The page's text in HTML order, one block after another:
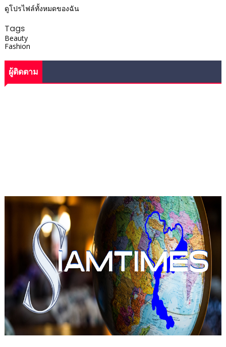
ดูโปรไฟล์ทั้งหมดของฉัน
Tags
Beauty
Fashion
ผู้ติดตาม